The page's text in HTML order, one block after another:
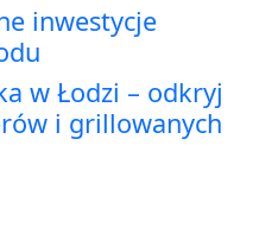
inwestycje
w Łodzi – odkryj
i grillowanych